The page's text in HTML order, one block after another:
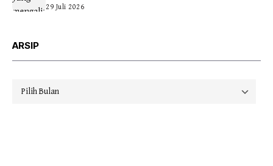
29 Juli 2026
ARSIP
Arsip